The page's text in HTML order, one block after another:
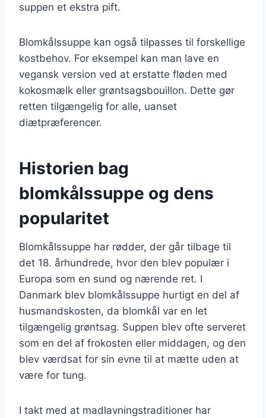
suppen et ekstra pift.
Blomkålssuppe kan også tilpasses til forskellige
kostbehov. For eksempel kan man lave en
vegansk version ved at erstatte fløden med
kokosmælk eller grøntsagsbouillon. Dette gør
retten tilgængelig for alle, uanset
diætpræferencer.
Historien bag
blomkålssuppe og dens
popularitet
Blomkålssuppe har rødder, der går tilbage til
det 18. århundrede, hvor den blev populær i
Europa som en sund og nærende ret. I
Danmark blev blomkålssuppe hurtigt en del af
husmandskosten, da blomkål var en let
tilgængelig grøntsag. Suppen blev ofte serveret
som en del af frokosten eller middagen, og den
blev værdsat for sin evne til at mætte uden at
være for tung.
I takt med at madlavningstraditioner har